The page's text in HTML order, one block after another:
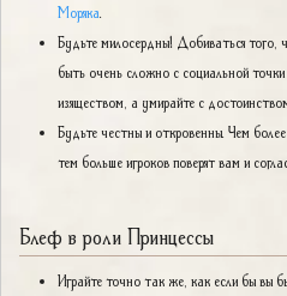
Моряка
Будьте милосердны! Добиваться того,
быть очень сложно с социальной
изяществом, а умирайте с
Будьте честны и откровенны. Чем
тем больше игроков поверят вам и
Блеф в роли Принцессы
Играйте точно так же, как если бы вы